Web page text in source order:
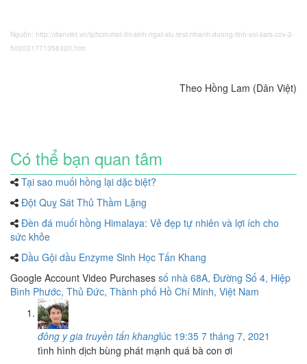
Nguồn: http://danviet.vn/tphcm-mot-thi-sinh-ngat-xiu-test-nhanh-duong-tinh-voi-sars-cov-2-
502021771356320.htm
Theo Hồng Lam (Dân Việt)
Có thể bạn quan tâm
Tại sao muối hồng lại dặc biệt?
Đột Quỵ Sát Thủ Thầm Lặng
Đèn đá muối hồng Himalaya: Vẻ đẹp tự nhiên và lợi ích cho
sức khỏe
Dầu Gội dầu Enzyme Sinh Học Tấn Khang
Google Account Video Purchases số nhà 68A, Đường Số 4, Hiệp
Bình Phước, Thủ Đức, Thành phố Hồ Chí Minh, Việt Nam
đông y gia truyền tấn khanglúc 19:35 7 tháng 7, 2021
tình hình dịch bùng phát mạnh quá bà con ơi